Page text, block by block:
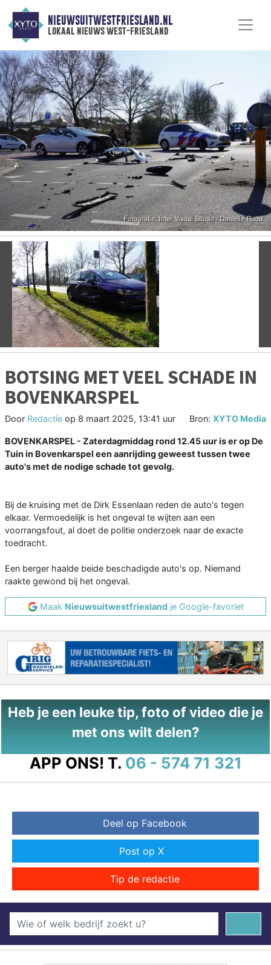
NIEUWSUITWESTFRIESLAND.NL
lokaal nieuws west-friesland
Vorige
BOTSING MET VEEL SCHADE IN
BOVENKARSPEL
Door Redactie op 8 maart 2025, 13:41 uur Bron: XYTO Media
BOVENKARSPEL - Zaterdagmiddag rond 12.45 uur is er op De
Tuin in Bovenkarspel een aanrijding geweest tussen twee
auto's met de nodige schade tot gevolg.
Bij de kruising met de Dirk Essenlaan reden de auto's tegen
elkaar. Vermoedelijk is het ongeval te wijten aan een
voorrangsfout, al doet de politie onderzoek naar de exacte
toedracht.
Een berger haalde beide beschadigde auto's op. Niemand
raakte gewond bij het ongeval.
Maak Nieuwsuitwestfrieslandje Google-favoriet
Heb je een leuke tip, foto of video die je
met ons wilt delen?
APP ONS! T. 06 - 574 71 321
Deel op Facebook
Post op X
Tip de redactie